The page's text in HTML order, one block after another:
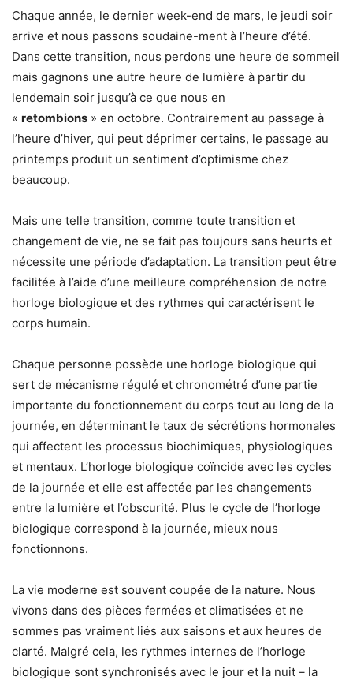
Chaque année, le dernier week-end de mars, le jeudi soir
arrive et nous passons soudaine-ment à l’heure d’été.
Dans cette transition, nous perdons une heure de sommeil
mais gagnons une autre heure de lumière à partir du
lendemain soir jusqu’à ce que nous en
« retombions » en octobre. Contrairement au passage à
l’heure d’hiver, qui peut déprimer certains, le passage au
printemps produit un sentiment d’optimisme chez
beaucoup.
Mais une telle transition, comme toute transition et
changement de vie, ne se fait pas toujours sans heurts et
nécessite une période d’adaptation. La transition peut être
facilitée à l’aide d’une meilleure compréhension de notre
horloge biologique et des rythmes qui caractérisent le
corps humain.
Chaque personne possède une horloge biologique qui
sert de mécanisme régulé et chronométré d’une partie
importante du fonctionnement du corps tout au long de la
journée, en déterminant le taux de sécrétions hormonales
qui affectent les processus biochimiques, physiologiques
et mentaux. L’horloge biologique coïncide avec les cycles
de la journée et elle est affectée par les changements
entre la lumière et l’obscurité. Plus le cycle de l’horloge
biologique correspond à la journée, mieux nous
fonctionnons.
La vie moderne est souvent coupée de la nature. Nous
vivons dans des pièces fermées et climatisées et ne
sommes pas vraiment liés aux saisons et aux heures de
clarté. Malgré cela, les rythmes internes de l’horloge
biologique sont synchronisés avec le jour et la nuit – la